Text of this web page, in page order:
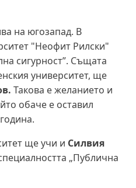
на югозапад. В
"Неофит Рилски"
сигурност”. Същата
университет, ще
Такова е желанието и
обаче е оставил
ще учи и Силвия
„Публична